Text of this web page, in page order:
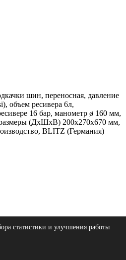
шин, переносная, давление
объем ресивера 6л,
16 бар, манометр ø 160 мм,
(ДхШхВ) 200х270х670 мм,
BLITZ (Германия)
статистики и улучшения работы